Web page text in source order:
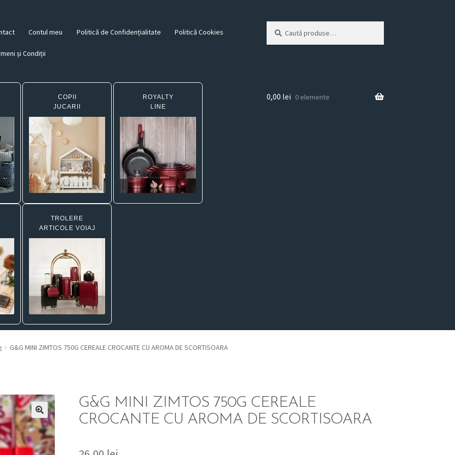
Contul meu Politică de Confidențialitate Politică Cookies
și Condiții
după:
COPII
JUCARII
ROYALTY
LINE
TROLERE
ARTICOLE VOIAJ
0,00 lei 0 elemente
G&G MINI ZIMTOS 750G CEREALE CROCANTE CU AROMA DE SCORTISOARA
G&G MINI ZIMTOS 750G CEREALE
CROCANTE CU AROMA DE SCORTISOARA